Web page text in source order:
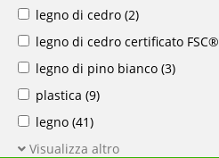
legno di cedro (2)
legno di cedro certificato FSC®
legno di pino bianco (3)
plastica (9)
legno (41)
Visualizza altro